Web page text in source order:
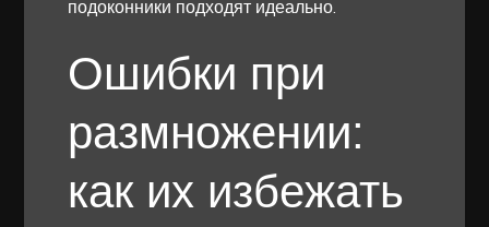
подоконники подходят идеально.
Ошибки при
размножении:
как их избежать